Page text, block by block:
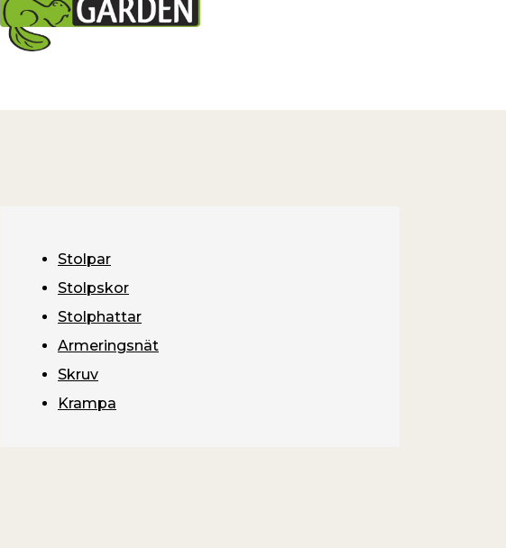
Stolpar
Stolpskor
Stolphattar
Armeringsnät
Skruv
Krampa